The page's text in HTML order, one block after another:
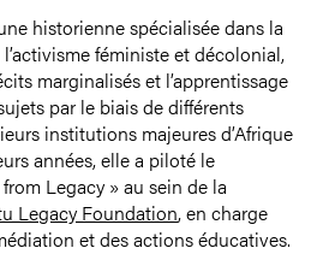
historienne spécialisée dans la
féministe et décolonial,
marginalisés et l’apprentissage
par le biais de différents
institutions majeures d’Afrique
années, elle a piloté le
Legacy » au sein de la
Legacy Foundation, en charge
et des actions éducatives.